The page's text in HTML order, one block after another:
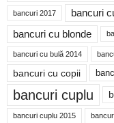
bancuri 2017 bancuri
bancuri cu blonde
bancuri cu bulă 2014
bancuri cu copii
bancuri cuplu
bancuri cuplu 2015